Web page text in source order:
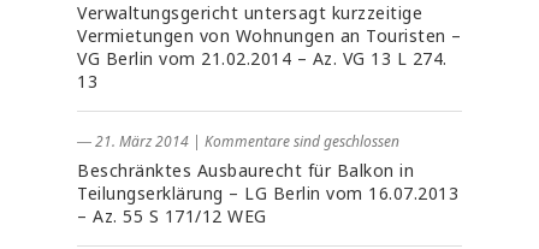
Verwaltungsgericht untersagt kurzzeitige
Vermietungen von Wohnungen an Touristen –
VG Berlin vom 21.02.2014 – Az. VG 13 L 274.
13
― 21. März 2014 | Kommentare sind geschlossen
Beschränktes Ausbaurecht für Balkon in
Teilungserklärung – LG Berlin vom 16.07.2013
– Az. 55 S 171/12 WEG